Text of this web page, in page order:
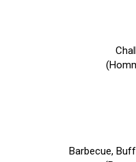
Barbecue,